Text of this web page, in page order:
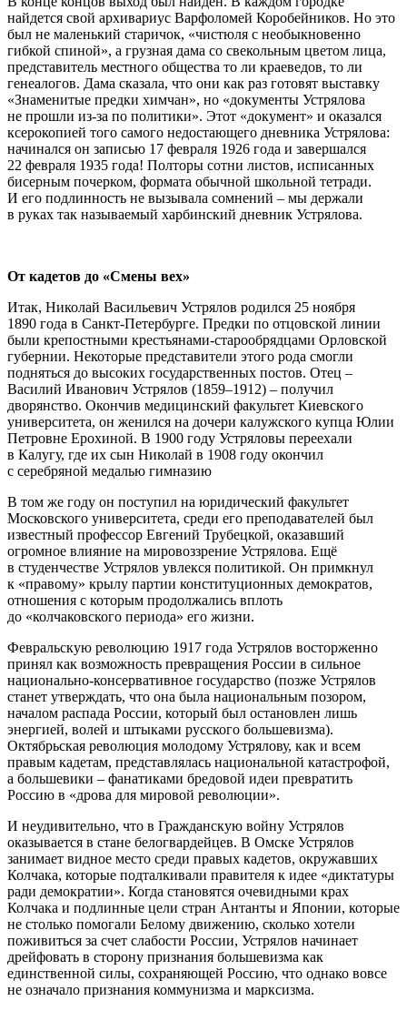
найдется свой архивариус Варфоломей Коробейников. Но это
был не маленький старичок, «чистюля с необыкновенно
гибкой спиной», а грузная дама со свекольным цветом лица,
представитель местного общества то ли краеведов, то ли
генеалогов. Дама сказала, что они как раз готовят выставку
«Знаменитые предки химчан», но «документы Устрялова
не прошли из-за по политики». Этот «документ» и оказался
ксерокопией того самого недостающего дневника Устрялова:
начинался он записью 17 февраля 1926 года и завершался
22 февраля 1935 года! Полторы сотни листов, исписанных
бисерным почерком, формата обычной школьной тетради.
И его подлинность не вызывала сомнений – мы держали
в руках так называемый харбинский дневник Устрялова.
От кадетов до «Смены вех»
Итак, Николай Васильевич Устрялов родился 25 ноября
1890 года в Санкт-Петербурге. Предки по отцовской линии
были крепостными крестьянами-старообрядцами Орловской
губернии. Некоторые представители этого рода смогли
подняться до высоких государственных постов. Отец –
Василий Иванович Устрялов (1859–1912) – получил
дворянство. Окончив медицинский факультет Киевского
университета, он женился на дочери калужского купца Юлии
Петровне Ерохиной. В 1900 году Устряловы переехали
в Калугу, где их сын Николай в 1908 году окончил
с серебряной медалью гимназию
В том же году он поступил на юридический факультет
Московского университета, среди его преподавателей был
известный профессор Евгений Трубецкой, оказавший
огромное влияние на мировоззрение Устрялова. Ещё
в студенчестве Устрялов увлекся политикой. Он примкнул
к «правому» крылу партии конституционных демократов,
отношения с которым продолжались вплоть
до «колчаковского периода» его жизни.
Февральскую революцию 1917 года Устрялов восторженно
принял как возможность превращения России в сильное
национально-консервативное государство (позже Устрялов
станет утверждать, что она была национальным позором,
началом распада России, который был остановлен лишь
энергией, волей и штыками русского большевизма).
Октябрьская революция молодому Устрялову, как и всем
правым кадетам, представлялась национальной катастрофой,
а большевики – фанатиками бредовой идеи превратить
Россию в «дрова для мировой революции».
И неудивительно, что в Гражданскую войну Устрялов
оказывается в стане белогвардейцев. В Омске Устрялов
занимает видное место среди правых кадетов, окружавших
Колчака, которые подталкивали правителя к идее «диктатуры
ради демократии». Когда становятся очевидными крах
Колчака и подлинные цели стран Антанты и Японии, которые
не столько помогали Белому движению, сколько хотели
поживиться за счет слабости России, Устрялов начинает
дрейфовать в сторону признания большевизма как
единственной силы, сохраняющей Россию, что однако вовсе
не означало признания коммунизма и марксизма.